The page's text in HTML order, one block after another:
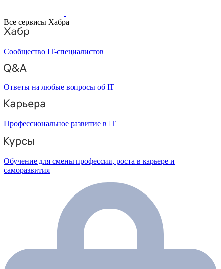
Все сервисы Хабра
Сообщество IT-специалистов
Ответы на любые вопросы об IT
Профессиональное развитие в IT
Обучение для смены профессии, роста в карьере и
саморазвития